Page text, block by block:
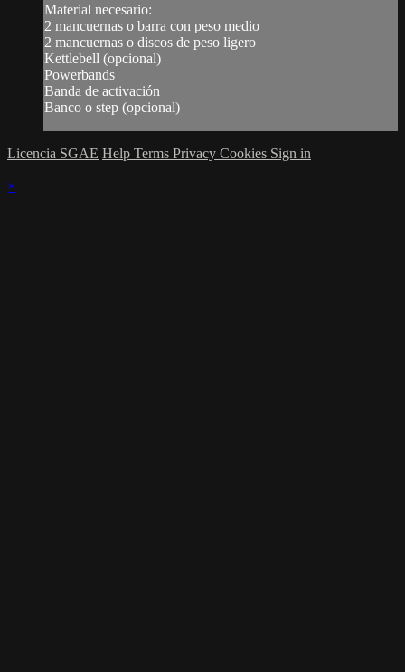
Material necesario:
2 mancuernas o barra con peso medio
2 mancuernas o discos de peso ligero
Kettlebell (opcional)
Powerbands
Banda de activación
Banco o step (opcional)
Licencia SGAE Help Terms Privacy Cookies Sign in
×